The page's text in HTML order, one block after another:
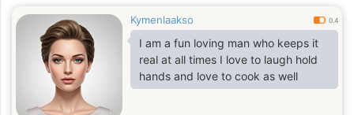
Kymenlaakso 0.4
I am a fun loving man who keeps it
real at all times I love to laugh hold
hands and love to cook as well